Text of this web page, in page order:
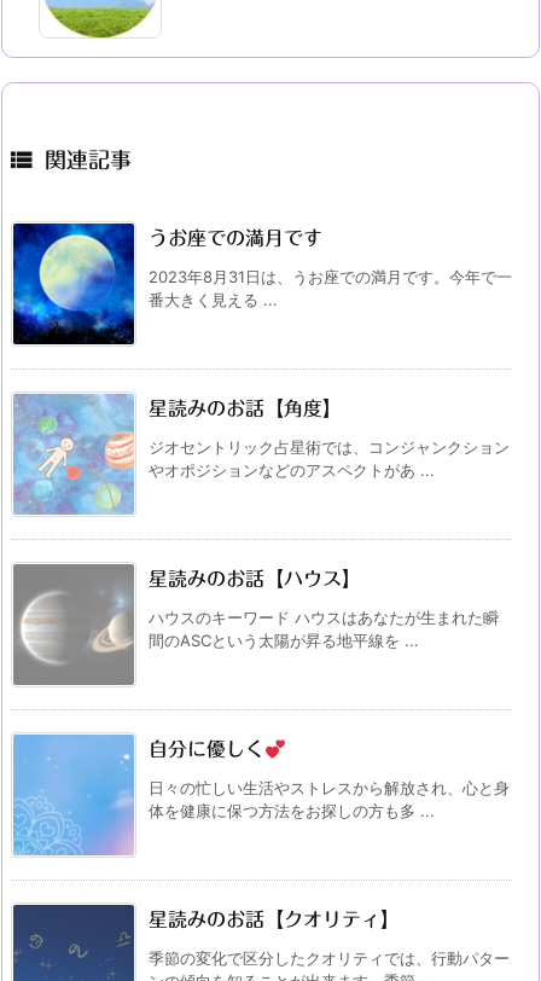
 関連記事
うお座での満月です
2023年8月31日は、うお座での満月です。今年で一
番大きく見える ...
星読みのお話【角度】
ジオセントリック占星術では、コンジャンクション
やオポジションなどのアスペクトがあ ...
星読みのお話【ハウス】
ハウスのキーワード ハウスはあなたが生まれた瞬
間のASCという太陽が昇る地平線を ...
自分に優しく
日々の忙しい生活やストレスから解放され、心と身
体を健康に保つ方法をお探しの方も多 ...
星読みのお話【クオリティ】
季節の変化で区分したクオリティでは、行動パター